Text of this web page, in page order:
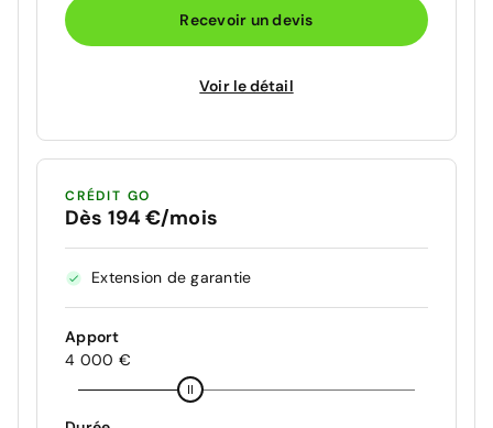
Recevoir un devis
Voir le détail
CRÉDIT GO
Dès 194 €/mois
Extension de garantie
Apport
4 000 €